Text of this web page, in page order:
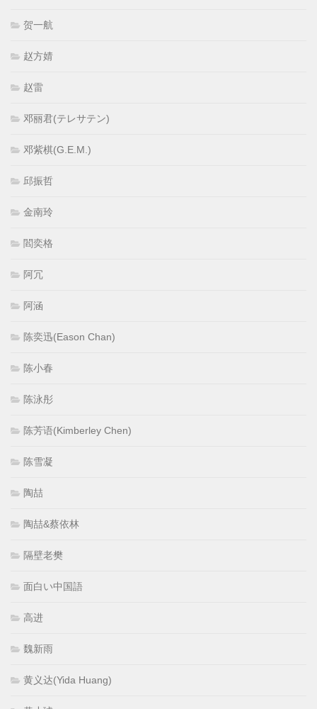
贺一航
赵方婧
赵雷
邓丽君(テレサテン)
邓紫棋(G.E.M.)
邱振哲
金南玲
閻奕格
阿冗
阿涵
陈奕迅(Eason Chan)
陈小春
陈泳彤
陈芳语(Kimberley Chen)
陈雪凝
陶喆
陶喆&蔡依林
隔壁老樊
面白い中国語
高进
魏新雨
黄义达(Yida Huang)